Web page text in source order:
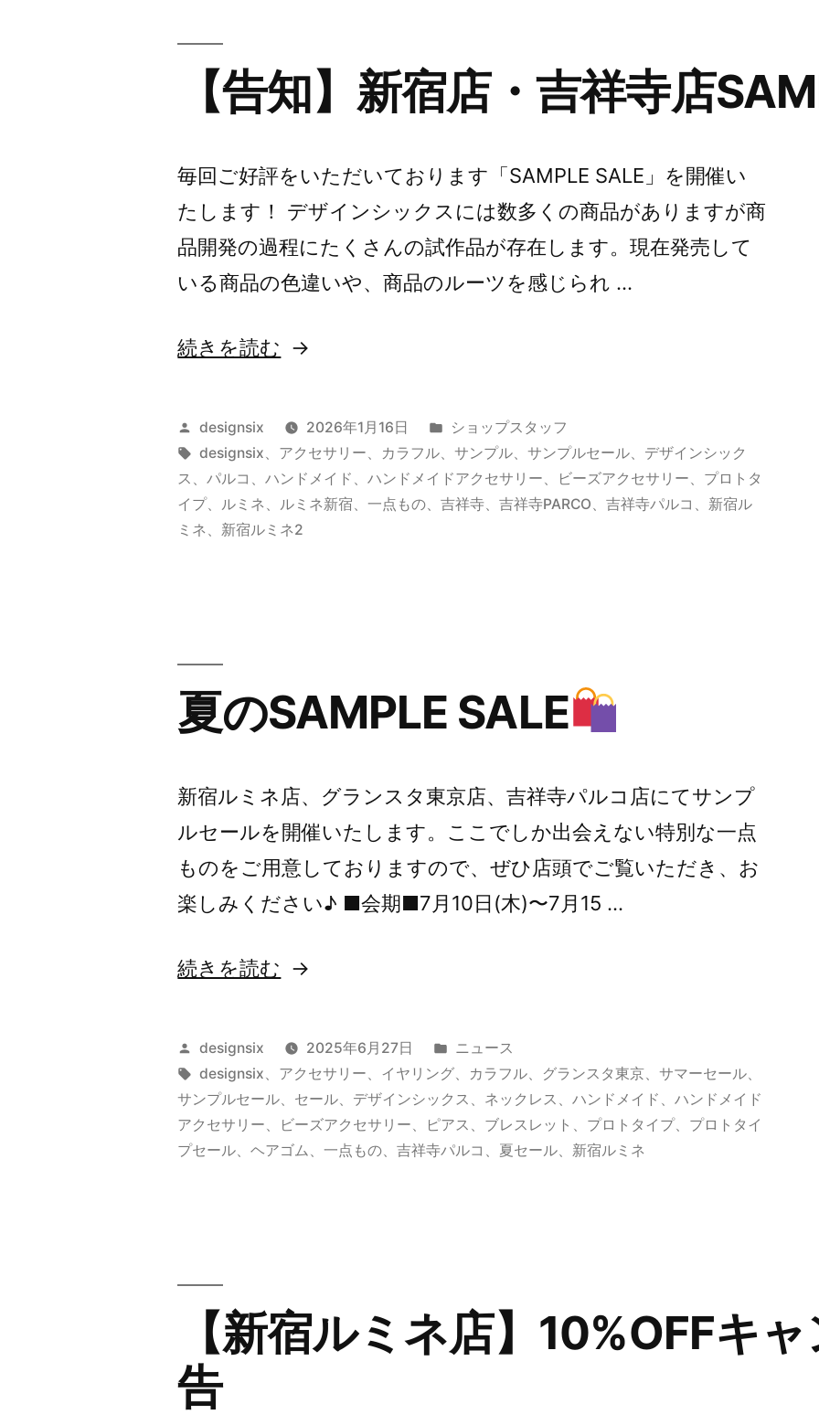
【告知】新宿店・吉祥寺店
毎回ご好評をいただいております「SAMPLE SALE」を開催い
たします！ デザインシックスには数多くの商品がありますが商
品開発の過程にたくさんの試作品が存在します。現在発売して
いる商品の色違いや、商品のルーツを感じられ …
“【告
新
宿
店・
吉
SAMPLE
SALE”
の
続きを読む
投
稿
者:
designsix 2026年1月16日
カ
テ
ゴ
リ
ショップスタッフ
タ
グ:
designsix アクセサリー カラフル 、サンプル 、サンプルセール
デザインシック
ス
、パルコ 、ハンドメイド 、ハンドメイドアクセサリー ビーズアクセサリー
プロトタ
イプ、 ルミネ ルミネ新宿 、一点もの 、吉祥寺 、吉祥寺PARCO 、吉祥寺パルコ
新宿ル
ミネ
新宿ルミネ2
夏のSAMPLE SALE
新宿ルミネ店、グランスタ東京店、吉祥寺パルコ店にてサンプ
ルセールを開催いたします。ここでしか出会えない特別な一点
ものをご用意しておりますので、ぜひ店頭でご覧いただき、お
楽しみください♪ ■会期■7月10日(木)〜7月15 …
“夏
SAMPLE
SALE
”
続きを読む
投
稿
者:
designsix 2025年6月27日
カ
テ
ゴ
リ
ー:
ニュース
タ
グ:
designsix アクセサリー イヤリング カラフル グランスタ東京 、サマーセール
サンプルセール
セール デザインシックス ネックレス 、ハンドメイド 、ハンドメイド
アクセサリー
ビーズアクセサリー ピアス ブレスレット プロトタイプ、 プロトタイ
プセール 、ヘアゴム 、一点もの 、吉祥寺パルコ 夏セール 新宿ルミネ
【新宿ルミネ店】10%OFFキ
告